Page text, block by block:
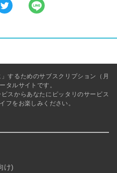
するためのサブスクリプション（月
タルサイトです。
スからあなたにピッタリのサービス
フをお楽しみください。
け)